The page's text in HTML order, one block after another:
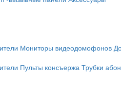
Мониторы видеодомофонов
Пульты консъержа Трубки